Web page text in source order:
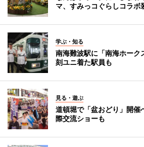
マ、すみっコぐらしコラボ
学ぶ・知る
南海難波駅に「南海ホー
刻ユニ着た駅員も
見る・遊ぶ
道頓堀で「盆おどり」開
際交流ショーも